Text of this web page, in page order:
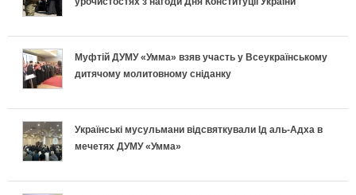
Муфтій ДУМУ «Умма» взяв участь у Всеукраїнському
дитячому молитовному сніданку
Українські мусульмани відсвяткували Ід аль-Адха в
мечетях ДУМУ «Умма»